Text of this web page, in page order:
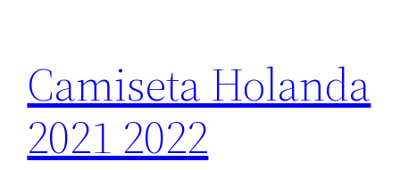
contenido
Camiseta Holanda
2021 2022